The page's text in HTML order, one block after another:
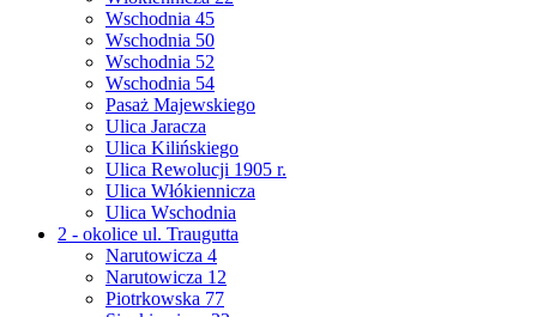
Wschodnia 45
Wschodnia 50
Wschodnia 52
Wschodnia 54
Pasaż Majewskiego
Ulica Jaracza
Ulica Kilińskiego
Ulica Rewolucji 1905 r.
Ulica Włókiennicza
Ulica Wschodnia
2 - okolice ul. Traugutta
Narutowicza 4
Narutowicza 12
Piotrkowska 77